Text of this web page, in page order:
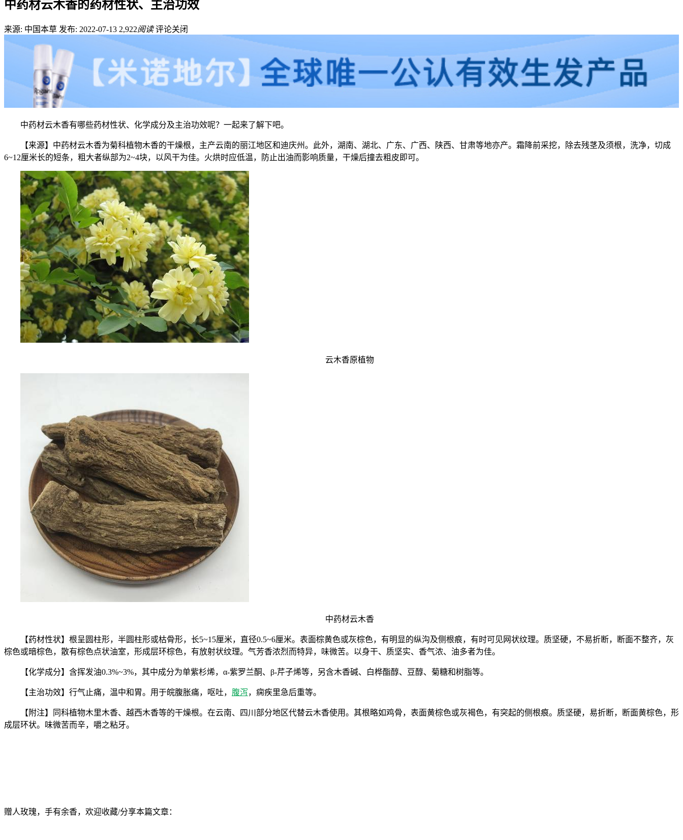
中药材云木香的药材性状、主治功效
来源: 中国本草 发布: 2022-07-13 2,922阅读 评论关闭
中药材云木香有哪些药材性状、化学成分及主治功效呢？一起来了解下吧。
【来源】中药材云木香为菊科植物木香的干燥根，主产云南的丽江地区和迪庆州。此外，湖南、湖北、广东、广西、陕西、甘肃等地亦产。霜降前采挖，除去残茎及须根，洗净，切成
6~12厘米长的短条，粗大者纵部为2~4块，以风干为佳。火烘时应低温，防止出油而影响质量，干燥后撞去粗皮即可。
云木香原植物
中药材云木香
【药材性状】根呈圆柱形，半圆柱形或枯骨形，长5~15厘米，直径0.5~6厘米。表面棕黄色或灰棕色，有明显的纵沟及侧根痕，有时可见网状纹理。质坚硬，不易折断，断面不整齐，灰
棕色或暗棕色，散有棕色点状油室，形成层环棕色，有放射状纹理。气芳香浓烈而特异，味微苦。以身干、质坚实、香气浓、油多者为佳。
【化学成分】含挥发油0.3%~3%，其中成分为单紫杉烯，α-紫罗兰酮、β-芹子烯等，另含木香碱、白桦酯醇、豆醇、菊糖和树脂等。
【主治功效】行气止痛，温中和胃。用于皖腹胀痛，呕吐， 腹泻，痫疾里急后重等。
【附注】同科植物木里木香、越西木香等的干燥根。在云南、四川部分地区代替云木香使用。其根略如鸡骨，表面黄棕色或灰褐色，有突起的侧根痕。质坚硬，易折断，断面黄棕色，形
成层环状。味微苦而辛，嚼之粘牙。
赠人玫瑰，手有余香，欢迎收藏/分享本篇文章：